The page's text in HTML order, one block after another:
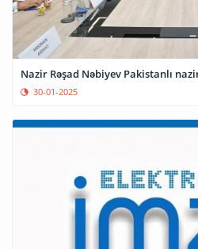
Nazir Rəşad Nəbiyev Pakistanlı
30-01-2025